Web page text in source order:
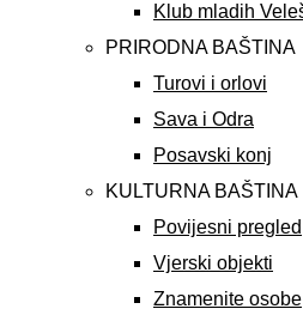
Klub mladih
PRIRODNA BAŠTINA
Turovi i orlovi
Sava i Odra
Posavski konj
KULTURNA BAŠTINA
Povijesni pregled
Vjerski objekti
Znamenite osobe